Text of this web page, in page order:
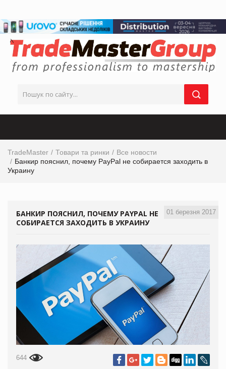
TradeMaster Товари та ринки
Все новости
Банкир пояснил, почему PayPal не собирается заходить в
Украину
01 березня 2017
БАНКИР ПОЯСНИЛ, ПОЧЕМУ PAYPAL НЕ
СОБИРАЕТСЯ ЗАХОДИТЬ В УКРАИНУ
644